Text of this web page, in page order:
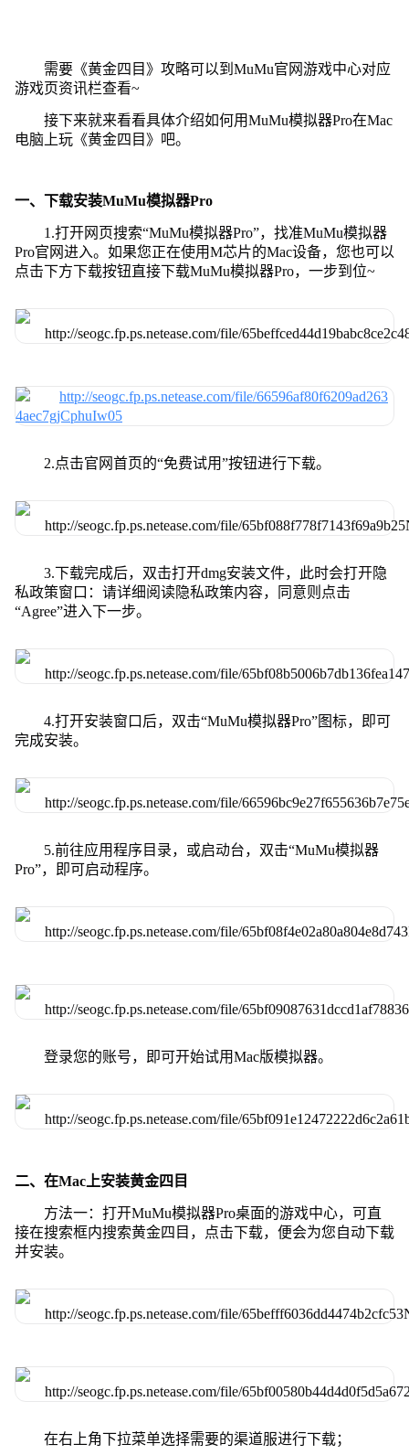
需要《黄金四目》攻略可以到MuMu官网游戏中心对应
游戏页资讯栏查看~
接下来就来看看具体介绍如何用MuMu模拟器Pro在Mac
电脑上玩《黄金四目》吧。
一、下载安装MuMu模拟器Pro
1.打开网页搜索“MuMu模拟器Pro”，找准MuMu模拟器
Pro官网进入。如果您正在使用M芯片的Mac设备，您也可以
点击下方下载按钮直接下载MuMu模拟器Pro，一步到位~
2.点击官网首页的“免费试用”按钮进行下载。
3.下载完成后，双击打开dmg安装文件，此时会打开隐
私政策窗口：请详细阅读隐私政策内容，同意则点击
“Agree”进入下一步。
4.打开安装窗口后，双击“MuMu模拟器Pro”图标，即可
完成安装。
5.前往应用程序目录，或启动台，双击“MuMu模拟器
Pro”，即可启动程序。
登录您的账号，即可开始试用Mac版模拟器。
二、在Mac上安装黄金四目
方法一：打开MuMu模拟器Pro桌面的游戏中心，可直
接在搜索框内搜索黄金四目，点击下载，便会为您自动下载
并安装。
在右上角下拉菜单选择需要的渠道服进行下载；